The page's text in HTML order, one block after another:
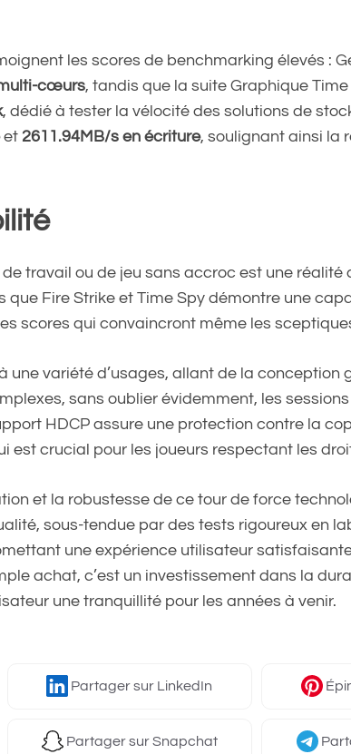
les scores de benchmarking élevés :
cœurs, tandis que la suite Graphique
, dédié à tester la vélocité des solutions de
et 2611.94MB/s en écriture, soulignant ainsi la
travail ou de jeu sans accroc est une réalité
que Fire Strike et Time Spy démontre une
scores qui convaincront même les
une variété d’usages, allant de la conception
sans oublier évidemment, les
HDCP assure une protection contre la
est crucial pour les joueurs respectant les
et la robustesse de ce tour de force
sous-tendue par des tests rigoureux en
une expérience utilisateur
achat, c’est un investissement dans la
une tranquillité pour les années à venir.
Partagersur LinkedIn
Partagersur Snapchat